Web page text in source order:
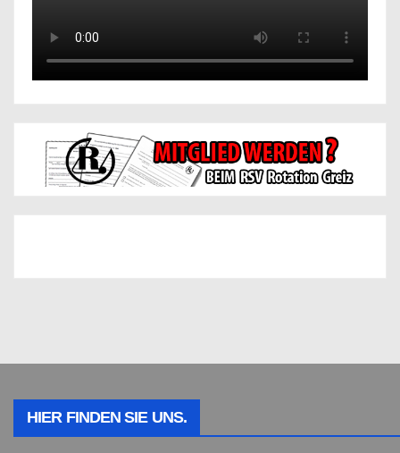
HIER FINDEN SIE UNS.